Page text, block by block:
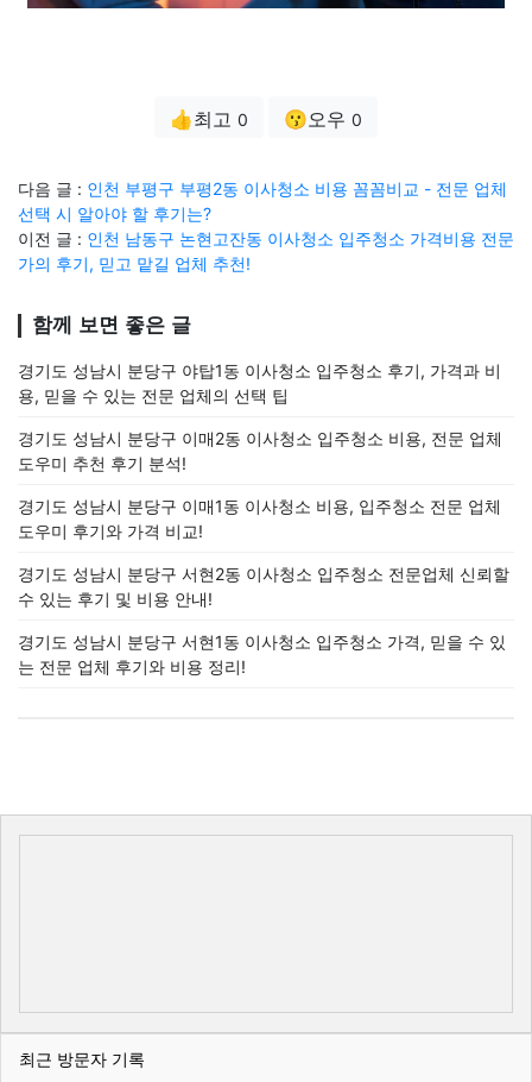
👍최고 0 😗오우 0
다음 글 : 인천 부평구 부평2동 이사청소 비용 꼼꼼비교 - 전문 업체
선택 시 알아야 할 후기는?
이전 글 : 인천 남동구 논현고잔동 이사청소 입주청소 가격비용 전문
가의 후기, 믿고 맡길 업체 추천!
함께 보면 좋은 글
경기도 성남시 분당구 야탑1동 이사청소 입주청소 후기, 가격과 비
용, 믿을 수 있는 전문 업체의 선택 팁
경기도 성남시 분당구 이매2동 이사청소 입주청소 비용, 전문 업체
도우미 추천 후기 분석!
경기도 성남시 분당구 이매1동 이사청소 비용, 입주청소 전문 업체
도우미 후기와 가격 비교!
경기도 성남시 분당구 서현2동 이사청소 입주청소 전문업체 신뢰할
수 있는 후기 및 비용 안내!
경기도 성남시 분당구 서현1동 이사청소 입주청소 가격, 믿을 수 있
는 전문 업체 후기와 비용 정리!
최근 방문자 기록